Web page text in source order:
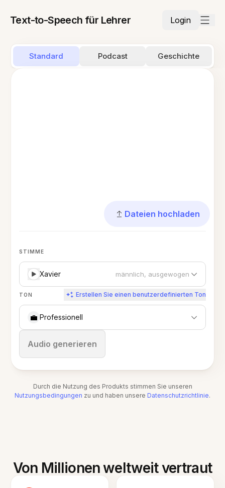
Text-to-Speech für Lehrer Login
Standard Podcast Geschichte
Dateien hochladen
STIMME
Xavier männlich, ausgewogen
TON Erstellen Sie einen benutzerdefinierten Ton
💼 Professionell
Audio generieren
Stoppen
Durch die Nutzung des Produkts stimmen Sie unseren
Nutzungsbedingungen zu und haben unsere Datenschutzrichtlinie.
Von Millionen weltweit vertraut